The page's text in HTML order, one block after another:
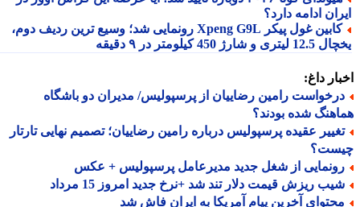
ادامه دارد؟
کابین غول پیکر Xpeng G9L رونمایی شد؛ وسیع ترین ردیف دوم،
و شارژ 450 کیلومتر در ۹ دقیقه
داغ:
رامین رضاییان از پرسپولیس/ مدیران دو باشگاه
شده بودند؟
عقیده پرسپولیس درباره رامین رضاییان؛ تصمیم نهایی تارتار
از شغل جدید مدیرعامل پرسپولیس + عکس
ریزش قیمت دلار تند شد +نرخ جدید امروز 15 مرداد
آخرین پیام آمریکا به ایران فاش شد